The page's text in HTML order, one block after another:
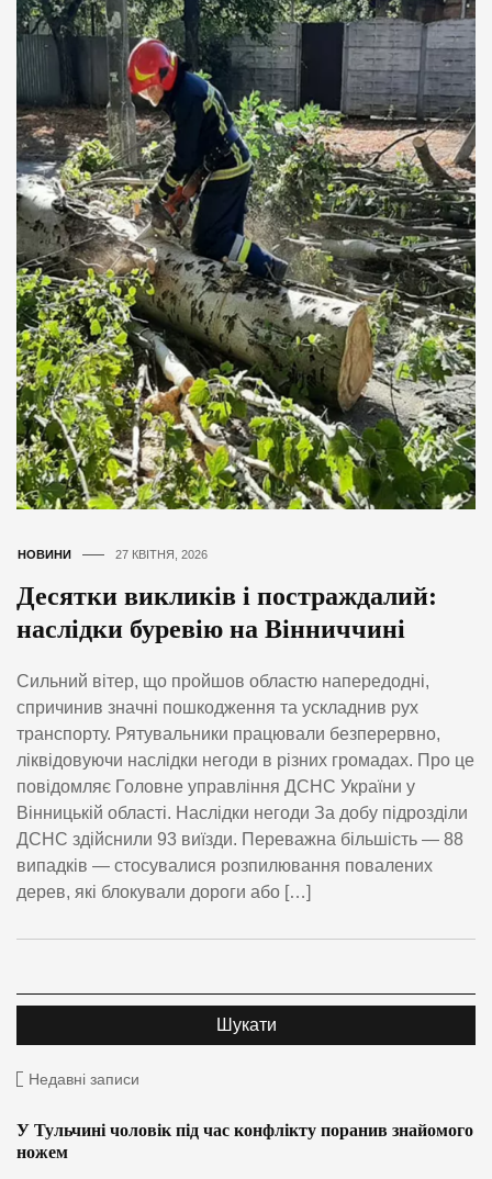
НОВИНИ 27 КВІТНЯ, 2026
Десятки викликів і постраждалий:
наслідки буревію на Вінниччині
Сильний вітер, що пройшов областю напередодні,
спричинив значні пошкодження та ускладнив рух
транспорту. Рятувальники працювали безперервно,
ліквідовуючи наслідки негоди в різних громадах. Про це
повідомляє Головне управління ДСНС України у
Вінницькій області. Наслідки негоди За добу підрозділи
ДСНС здійснили 93 виїзди. Переважна більшість — 88
випадків — стосувалися розпилювання повалених
дерев, які блокували дороги або […]
Недавні записи
У Тульчині чоловік під час конфлікту поранив знайомого
ножем